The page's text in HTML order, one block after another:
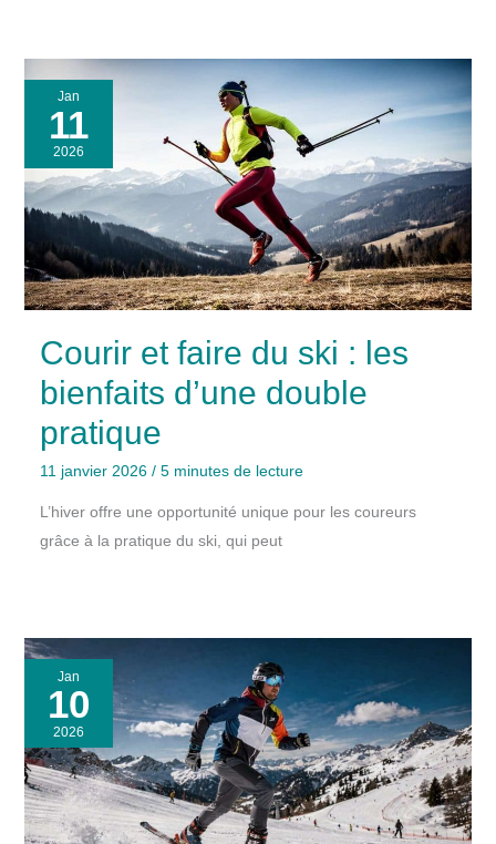
Jan
11
2026
Courir et faire du ski : les
bienfaits d’une double
pratique
11 janvier 2026 / 5 minutes de lecture
L’hiver offre une opportunité unique pour les coureurs
grâce à la pratique du ski, qui peut
Jan
10
2026